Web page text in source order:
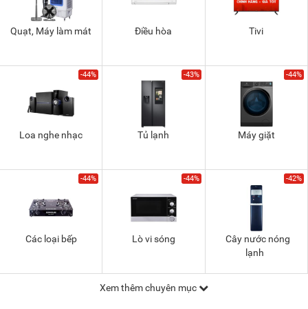
Quạt, Máy làm mát Điều hòa Tivi
-44%
Loa nghe nhạc
-43%
Tủ lạnh
-44%
Máy giặt
-44%
Các loại bếp
-44%
Lò vi sóng
-42%
Cây nước nóng
lạnh
Xem thêm chuyên mục